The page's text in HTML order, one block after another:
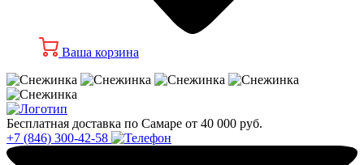
Ваша корзина
Бесплатная доставка по Самаре от 40 000 руб.
+7 (846) 300-42-58